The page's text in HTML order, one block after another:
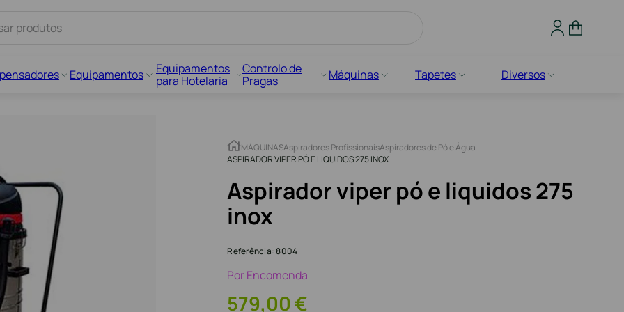
Equipamentos
Equipamentos
para Hotelaria
Controlo de
Pragas
Máquinas Tapetes Diversos
MÁQUINASAspiradores ProfissionaisAspiradores de Pó e Água
ASPIRADOR VIPER PÓ E LIQUIDOS 275 INOX
Aspirador viper pó e liquidos 275
inox
Referência:8004
Por Encomenda
579,00 €